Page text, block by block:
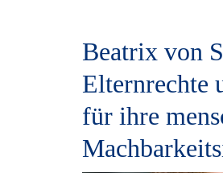
Beatrix von
Elternrechte
für ihre